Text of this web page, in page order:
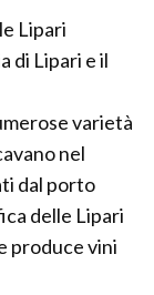
Lipari
di Lipari e il
varietà
nel
dal porto
delle Lipari
produce vini